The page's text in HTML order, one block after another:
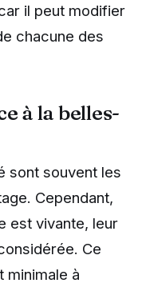
il peut modifier
chacune des
à la belles-
sont souvent les
Cependant,
est vivante, leur
Ce
minimale à